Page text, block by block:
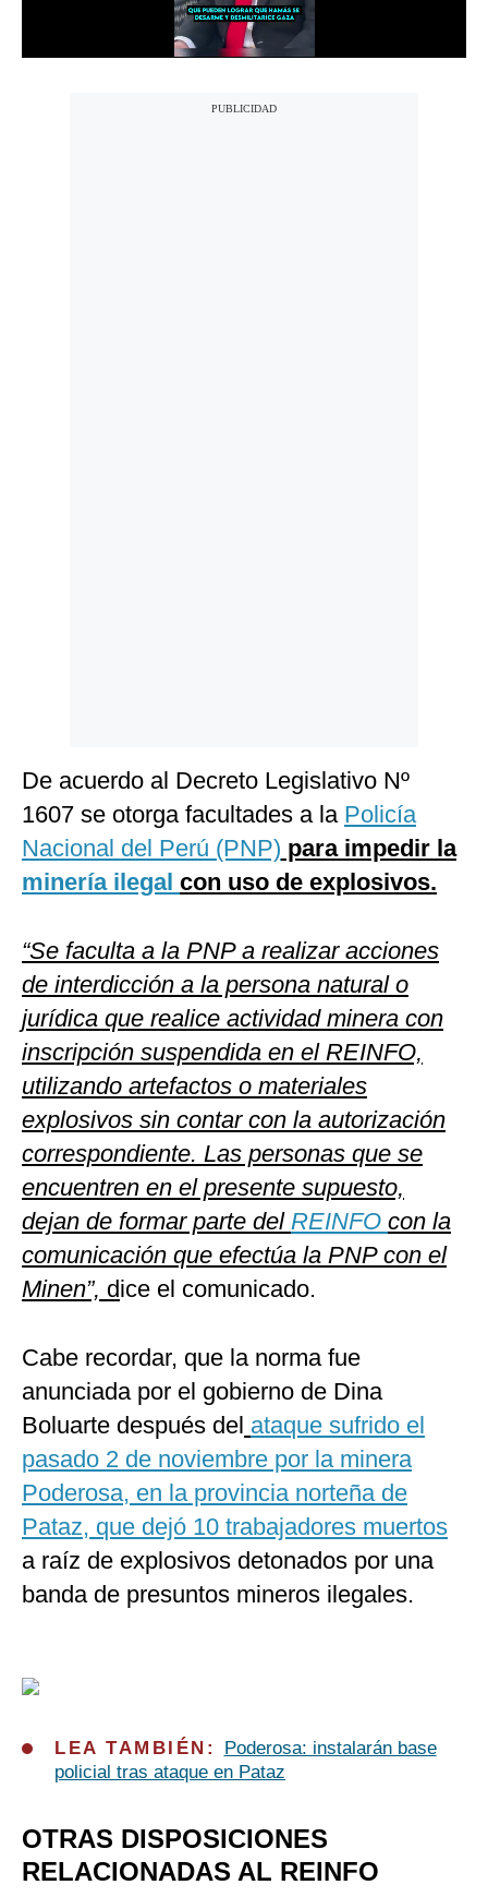
De acuerdo al Decreto Legislativo Nº
1607 se otorga facultades a la Policía
Nacional del Perú (PNP) para impedir la
minería ilegal con uso de explosivos.
“Se faculta a la PNP a realizar acciones
de interdicción a la persona natural o
jurídica que realice actividad minera con
inscripción suspendida en el REINFO,
utilizando artefactos o materiales
explosivos sin contar con la autorización
correspondiente. Las personas que se
encuentren en el presente supuesto,
dejan de formar parte del REINFO con la
comunicación que efectúa la PNP con el
Minen”, dice el comunicado.
Cabe recordar, que la norma fue
anunciada por el gobierno de Dina
Boluarte después del ataque sufrido el
pasado 2 de noviembre por la minera
Poderosa, en la provincia norteña de
Pataz, que dejó 10 trabajadores muertos
a raíz de explosivos detonados por una
banda de presuntos mineros ilegales.
LEA TAMBIÉN:
Poderosa: instalarán base
policial tras ataque en Pataz
OTRAS DISPOSICIONES
RELACIONADAS AL REINFO